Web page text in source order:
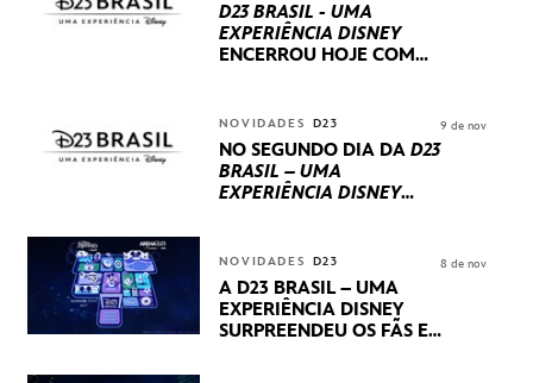
D23 BRASIL - UMA
EXPERIÊNCIA DISNEY
ENCERROU HOJE COM
INTERNACIONAIS E
PRODUÇÕES BRASILEIRAS
NOVIDADES D23
NO SEGUNDO DIA DA D23
BRASIL – UMA
EXPERIÊNCIA DISNEY
STUDIOS REVELARAM
PRÉVIAS E NOVIDADES
DOS SEUS PRÓXIMOS
LANÇAMENTOS
9 de nov
NOVIDADES D23
A D23 BRASIL – UMA
EXPERIÊNCIA DISNEY
SURPREENDEU OS FÃS EM
8 de nov